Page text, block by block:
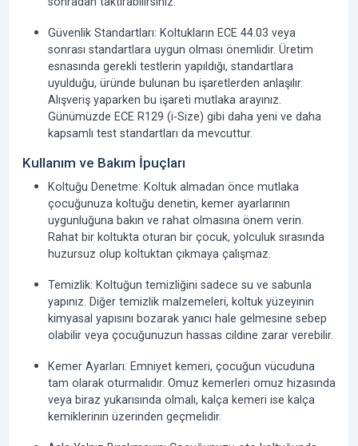
Güvenlik Standartları: Koltukların ECE 44.03 veya
sonrası standartlara uygun olması önemlidir. Üretim
esnasında gerekli testlerin yapıldığı, standartlara
uyulduğu, üründe bulunan bu işaretlerden anlaşılır.
Alışveriş yaparken bu işareti mutlaka arayınız.
Günümüzde ECE R129 (i-Size) gibi daha yeni ve daha
kapsamlı test standartları da mevcuttur.
Kullanım ve Bakım İpuçları
Koltuğu Denetme: Koltuk almadan önce mutlaka
çocuğunuza koltuğu denetin, kemer ayarlarının
uygunluğuna bakın ve rahat olmasına önem verin.
Rahat bir koltukta oturan bir çocuk, yolculuk sırasında
huzursuz olup koltuktan çıkmaya çalışmaz.
Temizlik: Koltuğun temizliğini sadece su ve sabunla
yapınız. Diğer temizlik malzemeleri, koltuk yüzeyinin
kimyasal yapısını bozarak yanıcı hale gelmesine sebep
olabilir veya çocuğunuzun hassas cildine zarar verebilir.
Kemer Ayarları: Emniyet kemeri, çocuğun vücuduna
tam olarak oturmalıdır. Omuz kemerleri omuz hizasında
veya biraz yukarısında olmalı, kalça kemeri ise kalça
kemiklerinin üzerinden geçmelidir.